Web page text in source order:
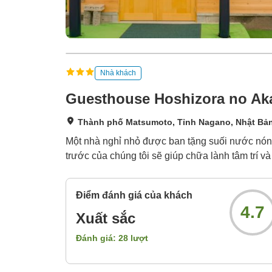
Nhà khách
Guesthouse Hoshizora no
Thành phố Matsumoto, Tỉnh Nagano, Nhật
Một nhà nghỉ nhỏ được ban tặng suối nước
trước của chúng tôi sẽ giúp chữa lành tâm trí
Điểm đánh giá của khách
Xuất sắc
Đánh giá: 28 lượt
4.7